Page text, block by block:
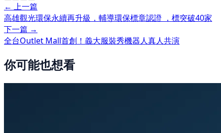
← 上一篇
高雄觀光環保永續再升級，輔導環保標章認證 ，標突破40家
下一篇 →
全台Outlet Mall首創！義大服裝秀機器人真人共演
你可能也想看